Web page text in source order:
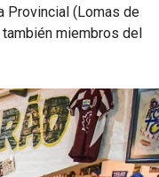
Provincial (Lomas de
miembros del